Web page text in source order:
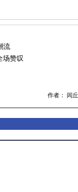
流
场赞叹
作者： 闾